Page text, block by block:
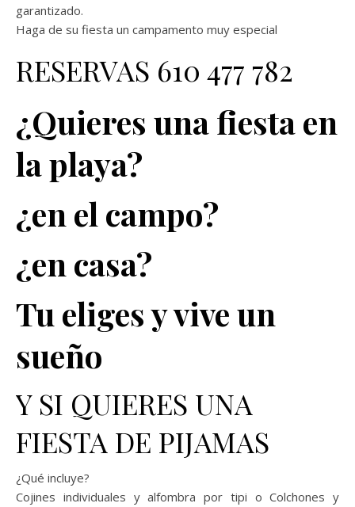
garantizado.
Haga de su fiesta un campamento muy especial
RESERVAS 610 477 782
¿Quieres una fiesta en
la playa?
¿en el campo?
¿en casa?
Tu eliges y vive un
sueño
Y SI QUIERES UNA
FIESTA DE PIJAMAS
¿Qué incluye?
Cojines individuales y alfombra por tipi o Colchones y